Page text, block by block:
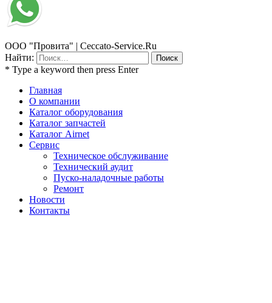
ООО "Провита" | Ceccato-Service.Ru
Найти:
* Type a keyword then press Enter
Главная
О компании
Каталог оборудования
Каталог запчастей
Каталог Airnet
Сервис
Техническое обслуживание
Технический аудит
Пуско-наладочные работы
Ремонт
Новости
Контакты